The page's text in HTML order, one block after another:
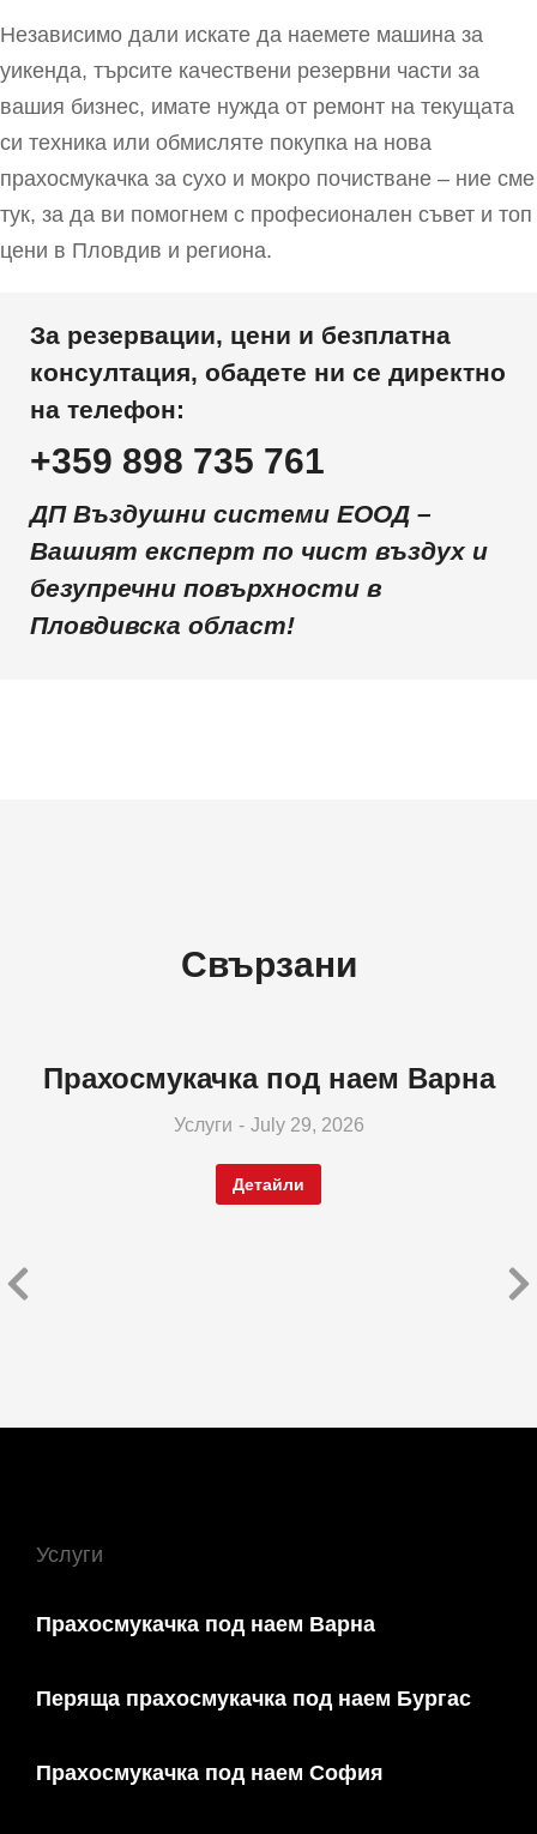
Независимо дали искате да наемете машина за
уикенда, търсите качествени резервни части за
вашия бизнес, имате нужда от ремонт на текущата
си техника или обмисляте покупка на нова
прахосмукачка за сухо и мокро почистване – ние сме
тук, за да ви помогнем с професионален съвет и топ
цени в Пловдив и региона.
За резервации, цени и безплатна
консултация, обадете ни се директно
на телефон:
+359 898 735 761
ДП Въздушни системи EООД –
Вашият експерт по чист въздух и
безупречни повърхности в
Пловдивска област!
Свързани
Прахосмукачка под наем Варна
Услуги July 29, 2026
Детайли
Услуги
Прахосмукачка под наем Варна
Перяща прахосмукачка под наем Бургас
Прахосмукачка под наем София